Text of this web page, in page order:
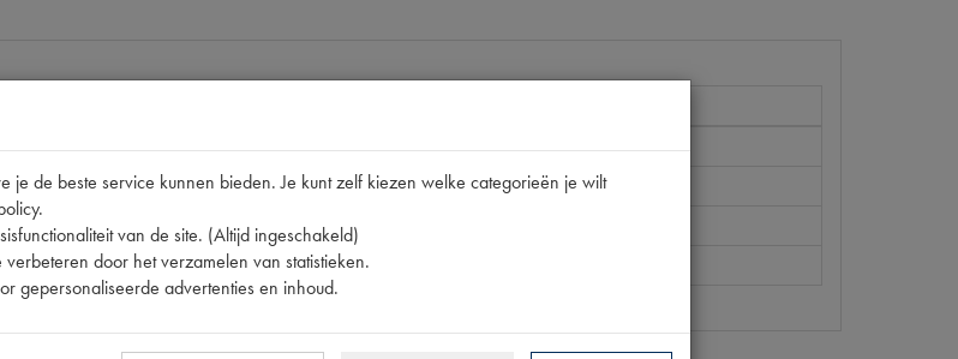
2CV
621641
621641 | 6216A7 | Z-2CV
[PW 1]
je de beste service kunnen bieden. Je kunt zelf kiezen welke categorieën je wilt
van de site. (Altijd ingeschakeld)
door het verzamelen van statistieken.
gepersonaliseerde advertenties en inhoud.